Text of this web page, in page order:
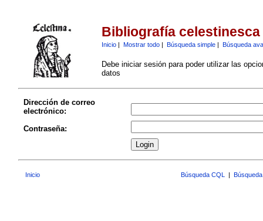
Bibliografía celestinesca
Inicio| Mostrar todo| Búsqueda simple| Búsqueda
Debe iniciar sesión para poder utilizar las
datos
Dirección de correo
electrónico:
Contraseña:
Inicio Búsqueda CQL |